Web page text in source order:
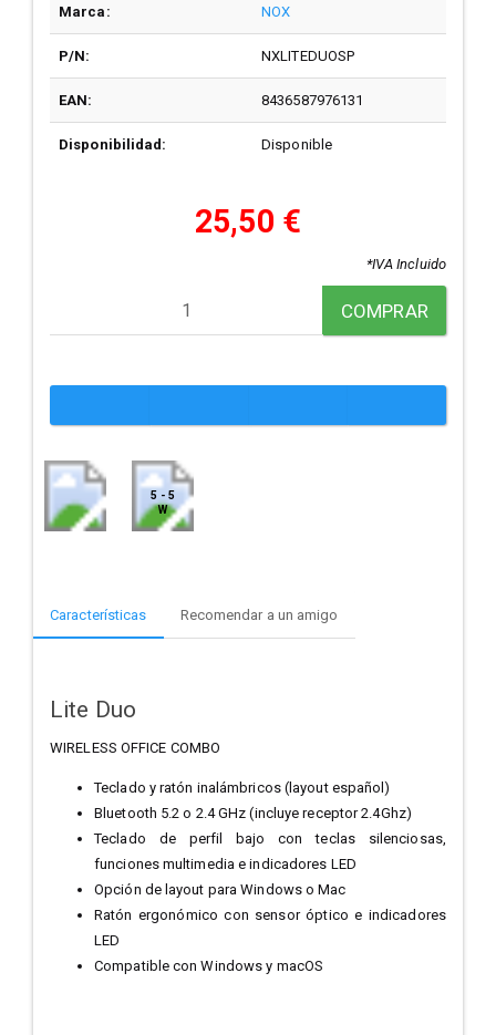
Marca: NOX
P/N: NXLITEDUOSP
EAN: 8436587976131
Disponibilidad: Disponible
25,50 €
*IVA Incluido
COMPRAR
5 - 5
W
Características Recomendar a un amigo
Lite Duo
WIRELESS OFFICE COMBO
Teclado y ratón inalámbricos (layout español)
Bluetooth 5.2 o 2.4 GHz (incluye receptor 2.4Ghz)
Teclado de perfil bajo con teclas silenciosas,
funciones multimedia e indicadores LED
Opción de layout para Windows o Mac
Ratón ergonómico con sensor óptico e indicadores
LED
Compatible con Windows y macOS